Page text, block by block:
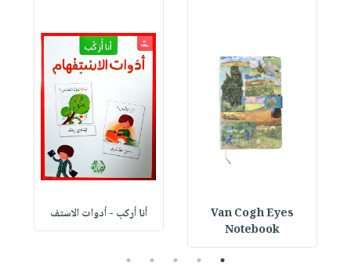
Van Cogh Eyes
Notebook
أنا أركب - أدوات الاستف
1
2
3
4
5